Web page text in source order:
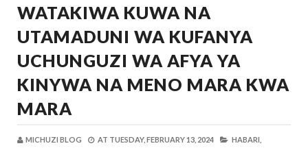
WATAKIWA KUWA NA
UTAMADUNI WA KUFANYA
UCHUNGUZI WA AFYA YA
KINYWA NA MENO MARA KWA
MARA
MICHUZI BLOG AT TUESDAY, FEBRUARY 13, 2024 HABARI,